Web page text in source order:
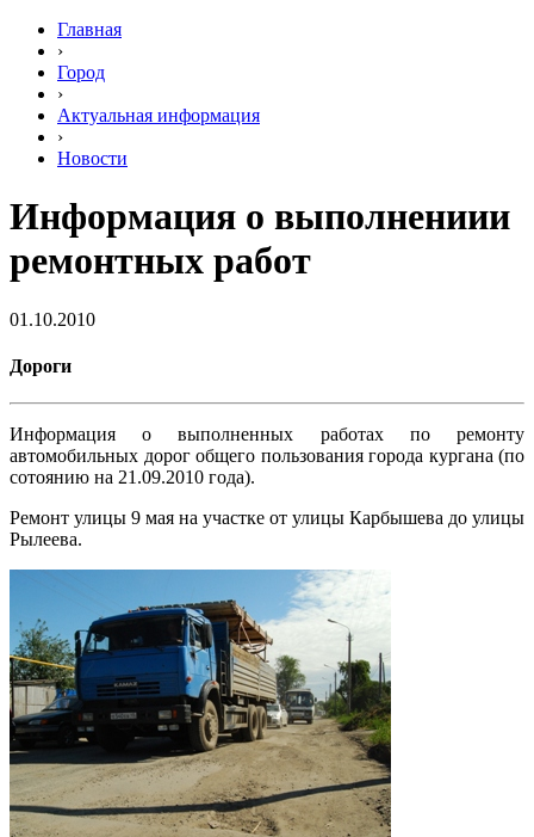
Главная
›
Город
›
Актуальная информация
›
Новости
Информация о выполнениии
ремонтных работ
01.10.2010
Дороги
Информация о выполненных работах по ремонту
автомобильных дорог общего пользования города кургана (по
сотоянию на 21.09.2010 года).
Ремонт улицы 9 мая на участке от улицы Карбышева до улицы
Рылеева.